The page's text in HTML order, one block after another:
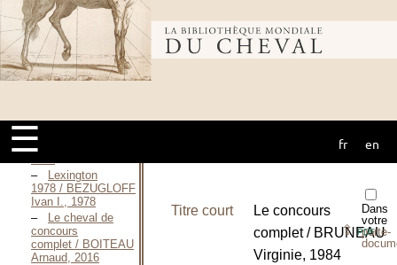
Bibliothèque
mondiale du
cheval
☰ fr en
l’évaluation de
la charge de
travail des
jeunes chevaux
de concours
complet
et en
compétition / AUTHIÉ
Elsa-Cécile,
Lexington
1978 / BEZUGLOFF
Ivan I., 1978
Le cheval de
concours
complet / BOITEAU
Arnaud, 2016
Dans
votre
porte-
⇪ PDF
Titre court
Le concours
complet / BRUNEAU
Virginie, 1984